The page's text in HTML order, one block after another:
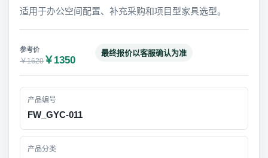
适用于办公空间配置、补充采购和项目型家具选型。
￥1620 ￥1350
最终报价以客服确认为准
产品编号
FW_GYC-011
产品分类